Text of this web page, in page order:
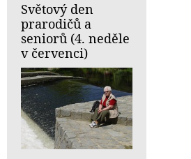
Světový den
prarodičů a
seniorů (4. neděle
v červenci)